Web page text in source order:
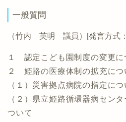
一般質問
（竹内 英明 議員）[発言方式
１ 認定こども園制度の変更に
２ 姫路の医療体制の拡充につ
（１）災害拠点病院の指定につ
（２）県立姫路循環器病セン
ついて